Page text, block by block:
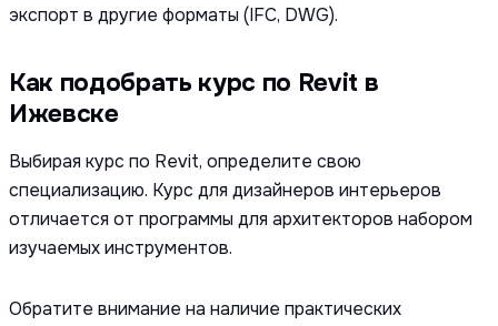
экспорт в другие форматы (IFC, DWG).
Как подобрать курс по Revit в
Ижевске
Выбирая курс по Revit, определите свою
специализацию. Курс для дизайнеров интерьеров
отличается от программы для архитекторов набором
изучаемых инструментов.
Обратите внимание на наличие практических